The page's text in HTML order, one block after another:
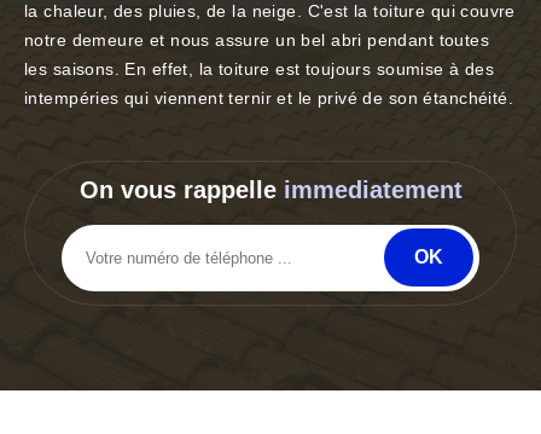
la chaleur, des pluies, de la neige. C'est la toiture qui couvre
notre demeure et nous assure un bel abri pendant toutes
les saisons. En effet, la toiture est toujours soumise à des
intempéries qui viennent ternir et le privé de son étanchéité.
On vous rappelle immediatement